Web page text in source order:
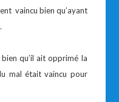
vaincu bien qu’ayant
qu’il ait opprimé la
mal était vaincu pour